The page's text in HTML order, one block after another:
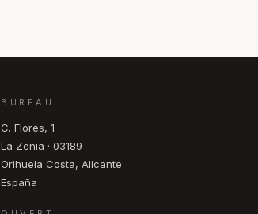
BUREAU
C. Flores, 1
La Zenia · 03189
Orihuela Costa, Alicante
España